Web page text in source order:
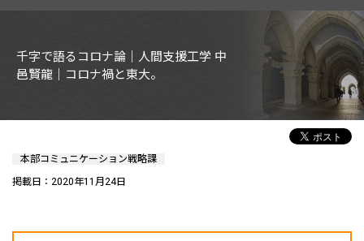
千字で語るコロナ論｜人間支援工学 中
邑賢龍｜コロナ禍と東大。
本部コミュニケーション戦略課
掲載日：2020年11月24日